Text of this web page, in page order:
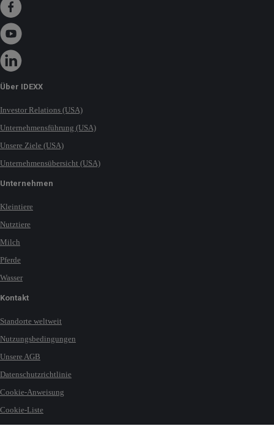
Über IDEXX
Investor Relations (USA)
Unternehmensführung (USA)
Unsere Ziele (USA)
Unternehmensübersicht (USA)
Unternehmen
Kleintiere
Nutztiere
Milch
Pferde
Wasser
Kontakt
Standorte weltweit
Nutzungsbedingungen
Unsere AGB
Datenschutzrichtlinie
Cookie-Anweisung
Cookie-Liste
Impressum